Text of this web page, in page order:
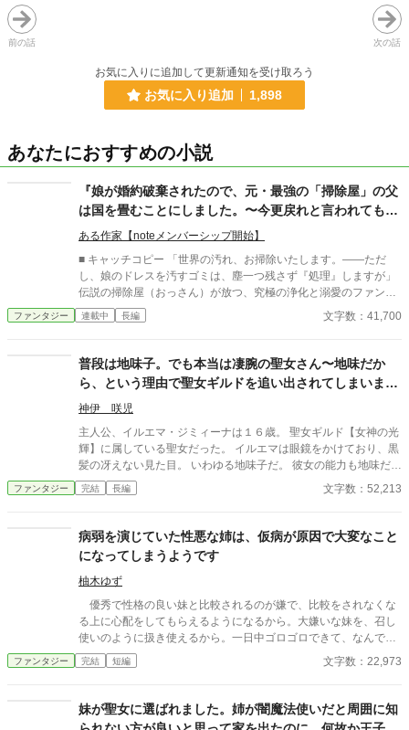
前の話 次の話
お気に入りに追加して更新通知を受け取ろう
お気に入り追加 1,898
あなたにおすすめの小説
『娘が婚約破棄されたので、元・最強の「掃除屋」の父
は国を畳むことにしました。〜今更戻れと言われても、
娘を甘やかすのに忙しいのでお断りです〜』
ある作家【noteメンバーシップ開始】
■ キャッチコピー 「世界の汚れ、お掃除いたします。――ただ
し、娘のドレスを汚すゴミは、塵一つ残さず『処理』しますが」
伝説の掃除屋（おっさん）が放つ、究極の浄化と溺愛のファンタ
ジー！ ■ あらすじ 王立学院の卒業パーティー。辺境伯令嬢セラフ
ィナは、婚約者である第二王子ジュリアンから身に覚えのない罪
周囲の嘲笑に晒される彼女の前に現れたのは、社交界で「無能の
抜け殻」と揶揄されていた父、アラリックだった。 だが、彼の正
体はかつて暗部で伝説と謳われた最強の「掃除屋（クリーナ
ー）」。 娘を傷つけた国に愛想を尽かしたアラリックは、長年維
持してきた国防の結界をその場で「辞職（清掃）」し、愛娘を連
れて沈黙の森へと隠居する。 父から教わる「掃除」という名の超
常技術を通じ、セラフィナは世界の「淀み」を磨き上げる真の才
能を開花させていく。一方で、守護を失った王国は急速に腐敗
し、滅びの路を辿ることに。 かつての仲間である伝説の清掃員た
っさんと娘による、史上最大規模の「大掃除」が幕を開ける―
―。 ■ 登場人物紹介 アラリック・オーウェン 役割: 主人公。大陸
香りが染み付いた古びた外套を纏う中年男。 性格: 常に退屈そう
で皮肉屋だが、娘に対してだけは無自覚な重度の溺愛を見せる。
能力: 『存在の希釈』。指を鳴らすだけで、対象を誰の記憶にも残
らない塵へと変える。 セラフィナ・オーウェン 役割: ヒロイン。
アラリックの愛娘。 外見: 磨き抜かれた真珠のような肌と、清流
のような碧眼を持つ令嬢。 性格: 控えめだが芯が強く、父の「掃
律』。汚れを消すだけでなく、その奥に眠る「本来の輝き」を再
生させる、父をも超える浄化の才能。
ファンタジー 連載中 長編 文字数：41,700
普段は地味子。でも本当は凄腕の聖女さん〜地味だか
ら、という理由で聖女ギルドを追い出されてしまいまし
た。私がいなくても大丈夫でしょうか？〜
神伊 咲児
主人公、イルエマ・ジミィーナは１６歳。 聖女ギルド【女神の光
輝】に属している聖女だった。 イルエマは眼鏡をかけており、黒
髪の冴えない見た目。 いわゆる地味子だ。 彼女の能力も地味だっ
た。 使える魔法といえば、聖女なら誰でも使えるものばかり。回
復と素材進化と解呪魔法の３つだけ。 唯一のユニークスキルは、
は、ギルド内では裏方作業の雑務をしていた。 ある日、ギルドマ
スターのキアーラより、地味だからという理由で解雇される。 し
かし、彼女は目立たない実力者だった。 素材進化の魔法は独自で
改良してパワーアップしており、通常の３倍の威力。 司祭でも見
落とすような小さな呪いも見つけてしまう鋭い感覚。 難しい相談
でも難なくこなす知識と教養。 全てにおいてハイクオリティ。最
強の聖女だったのだ。 彼女は新しいギルドに参加して順風満帆。
彼女をクビにした聖女ギルドは落ちぶれていく。 地味な聖女が大
活躍！ 痛快ファンタジーストーリー。 全部で5万字。 カクヨム
タジーランキング１位。 日間完結ランキング１位。 応援してくれ
ファンタジー 完結 長編 文字数：52,213
病弱を演じていた性悪な姉は、仮病が原因で大変なこと
になってしまうようです
柚木ゆず
優秀で性格の良い妹と比較されるのが嫌で、比較をされなくな
る上に心配をしてもらえるようになるから。大嫌いな妹を、召し
使いのように扱き使えるから。一日中ゴロゴロできて、なんでも
好きな物を買ってもらえるから。 ファデアリア男爵家の長女ジ
ュリアはそんな理由で仮病を使い、可哀想な令嬢を演じて理想的
―。これまで彼女が吐いてきた嘘によって、一変してしまうこと
になるのでした。
ファンタジー 完結 短編 文字数：22,973
妹が聖女に選ばれました。姉が闇魔法使いだと周囲に知